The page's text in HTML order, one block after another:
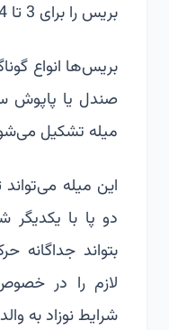
بریس را برای 3 تا 4 سال ادامه دهند.
بریس‌ها انواع
صندل یا پاپوش
میله تشکیل
این میله
دو پا با
بتواند
لازم را در
شرایط نوزاد به